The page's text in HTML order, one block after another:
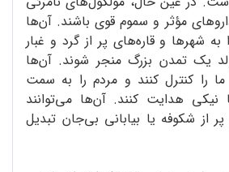
مؤثر و سموم قوی باشند. آن‌ها
به شهرها و قاره‌های پر از گرد و غبار
یک تمدن بزرگ منجر شوند. آن‌ها
را کنترل کنند و مردم را به سمت
هدایت کنند. آن‌ها می‌توانند
از شکوفه یا بیابانی بی‌جان تبدیل